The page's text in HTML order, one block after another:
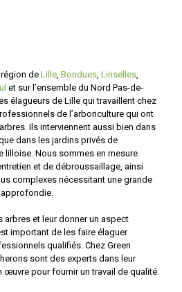
de Lille, Bondues, Linselles,
et sur l’ensemble du Nord Pas-de-
élagueurs de Lille qui travaillent chez
de l’arboriculture qui ont
Ils interviennent aussi bien dans
dans les jardins privés de
lilloise. Nous sommes en mesure
et de débroussaillage, ainsi
complexes nécessitant une grande
approfondie.
arbres et leur donner un aspect
important de les faire élaguer
qualifiés. Chez Green
sont des experts dans leur
œuvre pour fournir un travail de qualité.